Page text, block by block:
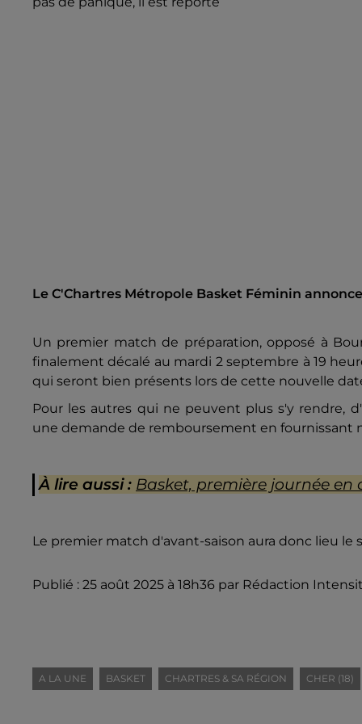
Le C'Chartres Métropole Basket Féminin
Un premier match de préparation, opposé à
finalement décalé au mardi 2 septembre à 19
qui seront bien présents lors de cette nouvelle
Pour les autres qui ne peuvent plus s'y rendre,
une demande de remboursement en fournissant
À lire aussi : Basket, première journée en
Le premier match d'avant-saison aura donc lieu le
Publié : 25 août 2025 à 18h36 par Rédaction
A LA UNE BASKET CHARTRES & SA RÉGION CHER (18)